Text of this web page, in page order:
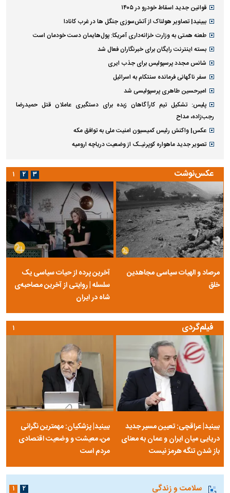
قوانین جدید اسقاط خودرو در ۱۴۰۵
ببینید| تصاویر هولناک از آتش‌سوزی جنگل ها در غرب کانادا
طعنه همتی به وزارت خزانه‌داری آمریکا: پول‌هایمان دست خودمان است
بسته اینترنت رایگان برای خبرنگاران فعال شد
شانس مجدد پرسپولیس برای جذب ایری
سفر ناگهانی فرمانده سنتکام به اسرائیل
امیرحسین طاهری پرسپولیسی شد
پلیس: تشکیل تیم کارآگاهان زبده برای دستگیری عاملان قتل حمیدرضا
رجب‌زاده، مداح
عکس| واکنش رئیس کمیسیون امنیت ملی به توافق مکه
تصویر جدید ماهواره کوپرنیـک از وضعیت دریاچه ارومیه
عکس‌نوشت
مرصاد و الهیات سیاسی مجاهدین
خلق
آخرین پرده از حیات سیاسی یک
سلسله | روایتی از آخرین مصاحبه‌ی
شاه در ایران
۱ ۲ ۳
فیلم‌گردی
ببینید| عراقچی: تعیین مسیر جدید
دریایی میان ایران و عمان به معنای
باز شدن تنگه هرمز نیست
ببینید| پزشکیان: مهمترین نگرانی
من، معیشت و وضعیت اقتصادی
مردم است
۱
سلامت و زندگی ۱ ۲